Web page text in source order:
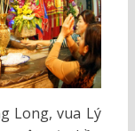
Long, vua Lý